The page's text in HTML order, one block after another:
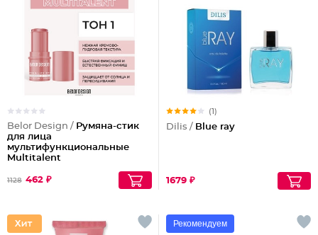
Belor Design / Румяна-стик
для лица
мультифункциональные
Multitalent
1128 462 ₽
(1)
Dilis / Blue ray
1679 ₽
Рекомендуем